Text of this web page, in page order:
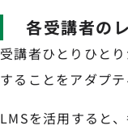
各受講者の
受講者ひとりひと
することをアダプテ
LMSを活用すると